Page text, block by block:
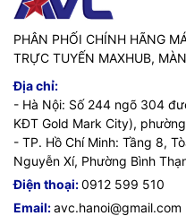
PHÂN PHỐI CHÍNH HÃNG
TRỰC TUYẾN MAXHUB,
Địa chỉ:
- Hà Nội: Số 244 ngõ 304
KĐT Gold Mark City),
- TP. Hồ Chí Minh: Tầng 8,
Nguyễn Xí, Phường Bình
Điện thoại:0912 599 510
Email:avc.hanoi@gmail.com